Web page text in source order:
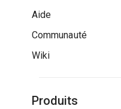
Aide
Communauté
Wiki
Produits